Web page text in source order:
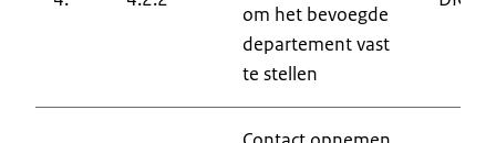
om het bevoegde
departement vast
te stellen